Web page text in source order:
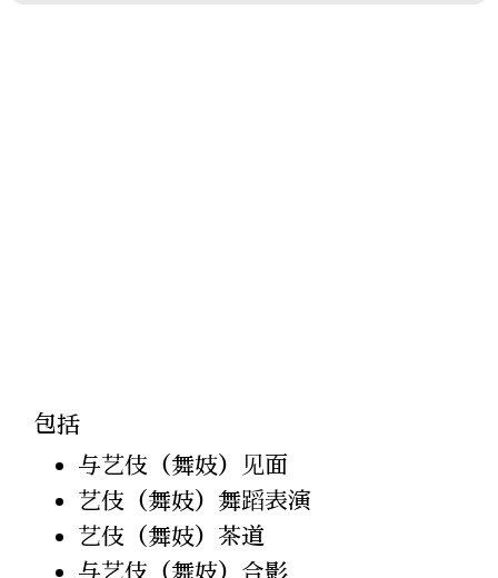
包括
与艺伎（舞妓）见面
艺伎（舞妓）舞蹈表演
艺伎（舞妓）茶道